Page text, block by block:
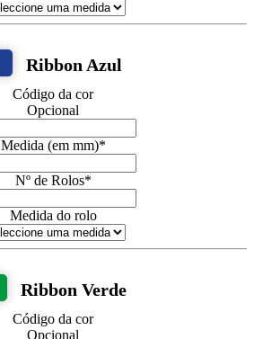
Ribbon Azul
Código da cor
Opcional
Medida (em mm)*
Nº de Rolos*
Medida do rolo
Ribbon Verde
Código da cor
Opcional